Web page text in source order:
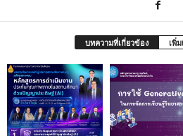
บทความที่เกี่ยวข้อง เพิ่